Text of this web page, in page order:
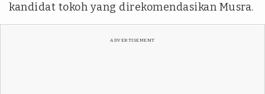
kandidat tokoh yang direkomendasikan Musra.
ADVERTISEMENT